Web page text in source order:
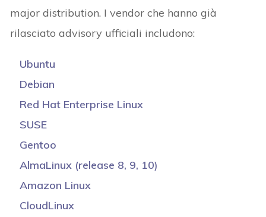
major distribution. I vendor che hanno già
rilasciato advisory ufficiali includono:
Ubuntu
Debian
Red Hat Enterprise Linux
SUSE
Gentoo
AlmaLinux (release 8, 9, 10)
Amazon Linux
CloudLinux